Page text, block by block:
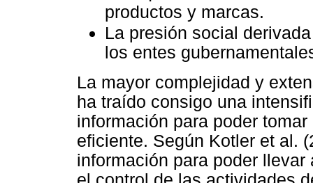
productos y marcas.
La presión social
los entes
La mayor complejidad y
ha traído consigo una
información para poder
eficiente. Según Kotler et al.
información para poder